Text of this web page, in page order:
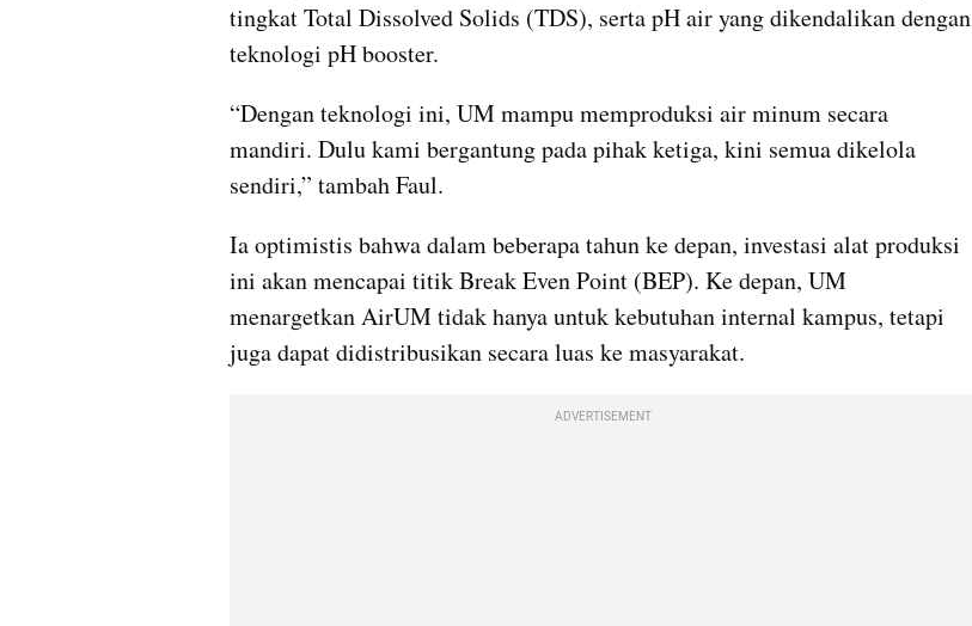
tingkat Total Dissolved Solids (TDS), serta pH air yang dikendalikan dengan
teknologi pH booster.
“Dengan teknologi ini, UM mampu memproduksi air minum secara
mandiri. Dulu kami bergantung pada pihak ketiga, kini semua dikelola
sendiri,” tambah Faul.
Ia optimistis bahwa dalam beberapa tahun ke depan, investasi alat produksi
ini akan mencapai titik Break Even Point (BEP). Ke depan, UM
menargetkan AirUM tidak hanya untuk kebutuhan internal kampus, tetapi
juga dapat didistribusikan secara luas ke masyarakat.
ADVERTISEMENT